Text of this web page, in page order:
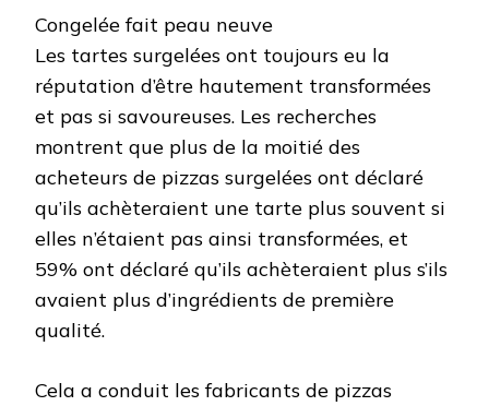
Congelée fait peau neuve
Les tartes surgelées ont toujours eu la
réputation d’être hautement transformées
et pas si savoureuses. Les recherches
montrent que plus de la moitié des
acheteurs de pizzas surgelées ont déclaré
qu’ils achèteraient une tarte plus souvent si
elles n’étaient pas ainsi transformées, et
59% ont déclaré qu’ils achèteraient plus s’ils
avaient plus d’ingrédients de première
qualité.
Cela a conduit les fabricants de pizzas